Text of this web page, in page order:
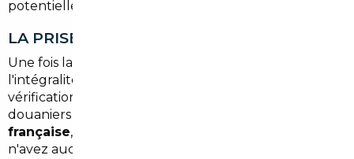
potentielles clairement détaillées.
LA PRISE EN CHARGE DE A À Z
Une fois la commande validée, nous gérons
l'intégralité du processus : sélection du fournisseur,
vérification du véhicule, gestion des documents
douaniers et administratifs,
française, contrôle technique si nécessaire. Vous
n'avez aucune démarche à effectuer vous-même.